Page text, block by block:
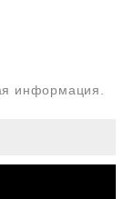
информация.